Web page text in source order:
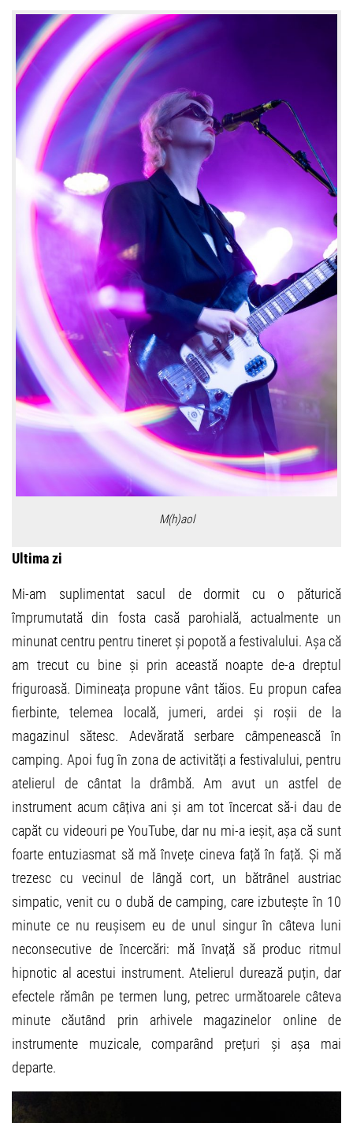
M(h)aol
Ultima zi
Mi-am suplimentat sacul de dormit cu o păturică
împrumutată din fosta casă parohială, actualmente un
minunat centru pentru tineret și popotă a festivalului. Așa că
am trecut cu bine și prin această noapte de-a dreptul
friguroasă. Dimineața propune vânt tăios. Eu propun cafea
fierbinte, telemea locală, jumeri, ardei și roșii de la
magazinul sătesc. Adevărată serbare câmpenească în
camping. Apoi fug în zona de activități a festivalului, pentru
atelierul de cântat la drâmbă. Am avut un astfel de
instrument acum câțiva ani și am tot încercat să-i dau de
capăt cu videouri pe YouTube, dar nu mi-a ieșit, așa că sunt
foarte entuziasmat să mă învețe cineva față în față. Și mă
trezesc cu vecinul de lângă cort, un bătrânel austriac
simpatic, venit cu o dubă de camping, care izbutește în 10
minute ce nu reușisem eu de unul singur în câteva luni
neconsecutive de încercări: mă învață să produc ritmul
hipnotic al acestui instrument. Atelierul durează puțin, dar
efectele rămân pe termen lung, petrec următoarele câteva
minute căutând prin arhivele magazinelor online de
instrumente muzicale, comparând prețuri și așa mai
departe.